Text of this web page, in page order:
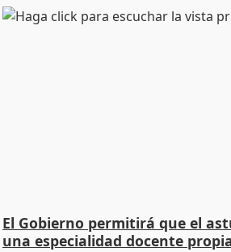
El Gobierno permitirá que el
una especialidad docente